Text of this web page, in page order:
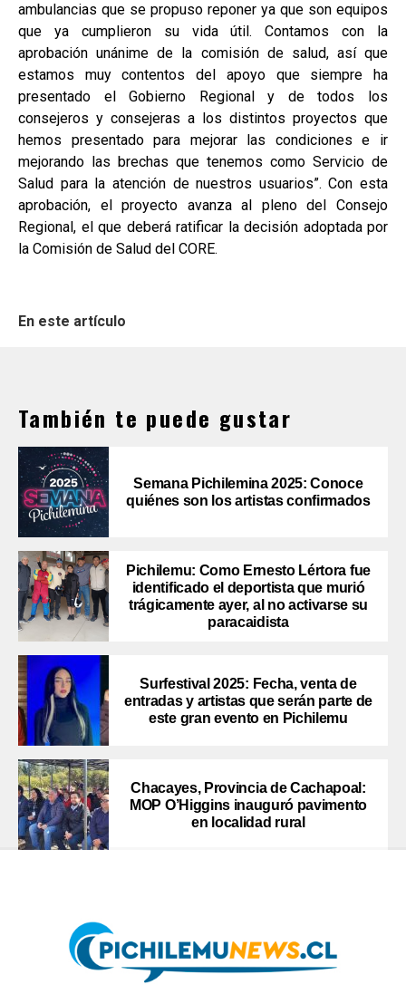
ambulancias que se propuso reponer ya que son equipos
que ya cumplieron su vida útil. Contamos con la
aprobación unánime de la comisión de salud, así que
estamos muy contentos del apoyo que siempre ha
presentado el Gobierno Regional y de todos los
consejeros y consejeras a los distintos proyectos que
hemos presentado para mejorar las condiciones e ir
mejorando las brechas que tenemos como Servicio de
Salud para la atención de nuestros usuarios”. Con esta
aprobación, el proyecto avanza al pleno del Consejo
Regional, el que deberá ratificar la decisión adoptada por
la Comisión de Salud del CORE.
En este artículo
También te puede gustar
Semana Pichilemina 2025: Conoce
quiénes son los artistas confirmados
Pichilemu: Como Ernesto Lértora fue
identificado el deportista que murió
trágicamente ayer, al no activarse su
paracaidista
Surfestival 2025: Fecha, venta de
entradas y artistas que serán parte de
este gran evento en Pichilemu
Chacayes, Provincia de Cachapoal:
MOP O’Higgins inauguró pavimento
en localidad rural